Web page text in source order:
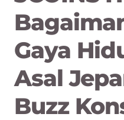
Gaya
Asal
Buzz